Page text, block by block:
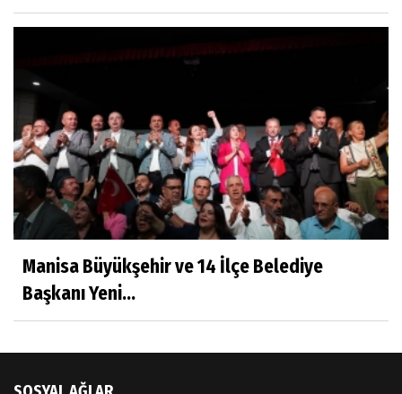
Sıracettin ÇELİK
Çalıkuşu
Dr.Tuğçe Yıldırım
Aşı: Toplum Sağlığının Görünmez Kalkanı
Hatice CAVULDAK
Av.Ahmet ÖZDEMİR
Manisa Büyükşehir ve 14 İlçe Belediye
Başkanı Yeni...